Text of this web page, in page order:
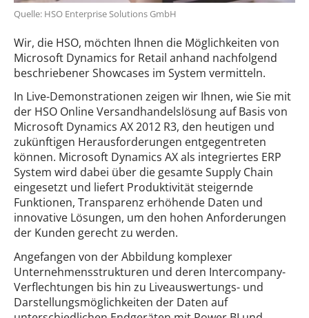
Quelle: HSO Enterprise Solutions GmbH
Wir, die HSO, möchten Ihnen die Möglichkeiten von
Microsoft Dynamics for Retail anhand nachfolgend
beschriebener Showcases im System vermitteln.
In Live-Demonstrationen zeigen wir Ihnen, wie Sie mit
der HSO Online Versandhandelslösung auf Basis von
Microsoft Dynamics AX 2012 R3, den heutigen und
zukünftigen Herausforderungen entgegentreten
können. Microsoft Dynamics AX als integriertes ERP
System wird dabei über die gesamte Supply Chain
eingesetzt und liefert Produktivität steigernde
Funktionen, Transparenz erhöhende Daten und
innovative Lösungen, um den hohen Anforderungen
der Kunden gerecht zu werden.
Angefangen von der Abbildung komplexer
Unternehmensstrukturen und deren Intercompany-
Verflechtungen bis hin zu Liveauswertungs- und
Darstellungsmöglichkeiten der Daten auf